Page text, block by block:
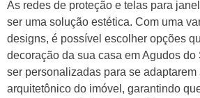
As redes de proteção e telas para
ser uma solução estética. Com uma
designs, é possível escolher opções
decoração da sua casa em Agudos do
ser personalizadas para se adaptarem
arquitetônico do imóvel, garantindo